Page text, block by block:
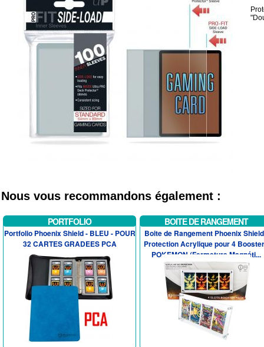
Nous vous recommandons également :
PORTFOLIO
Portfolio Phoenix Shield - BLEU - POUR
32 CARTES GRADEES PCA
BOITE DE RANGEMENT
Boite de Rangement Phoenix
Protection Acrylique pour 4
POKEMON (Fermeture Magnéti...